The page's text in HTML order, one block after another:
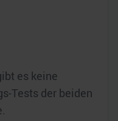
es keine
Tests der beiden